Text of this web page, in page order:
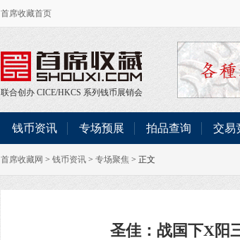
首席收藏首页
联合创办 CICE/HKCS 系列钱币展销会
钱币资讯 专场预展 拍品查询 交易
首席收藏网 > 钱币资讯 > 专场聚焦 > 正文
圣佳：战国下X阳